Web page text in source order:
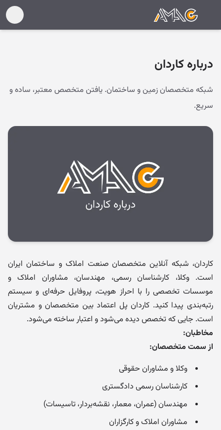
درباره کاردان
شبکه متخصصان زمین و ساختمان. یافتن متخصص معتبر، ساده و
سریع.
کاردان، شبکه آنلاین متخصصان صنعت املاک و ساختمان ایران
است. وکلا، کارشناسان رسمی، مهندسان، مشاوران املاک و
موسسات تخصصی را با احراز هویت، پروفایل حرفه‌ای و سیستم
رتبه‌بندی پیدا کنید. کاردان پل اعتماد بین متخصصان و مشتریان
است. جایی که تخصص دیده می‌شود و اعتبار ساخته می‌شود.
مخاطبان:
از سمت متخصصان:
وکلا و مشاوران حقوقی
کارشناسان رسمی دادگستری
مهندسان (عمران، معمار، نقشه‌بردار، تاسیسات)
مشاوران املاک و کارگزاران